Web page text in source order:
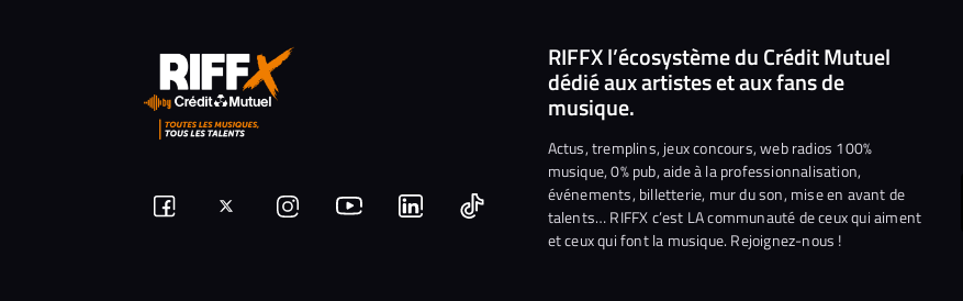
Suivez-Suivez-Nous
NousNous Nous
RIFFX l’écosystème du Crédit Mutuel
dédié aux artistes et aux fans de
musique.
Actus, tremplins, jeux concours, web radios 100%
musique, 0% pub, aide à la professionnalisation,
événements, billetterie, mur du son, mise en avant de
talents… RIFFX c’est LA communauté de ceux qui aiment
et ceux qui font la musique. Rejoignez-nous !